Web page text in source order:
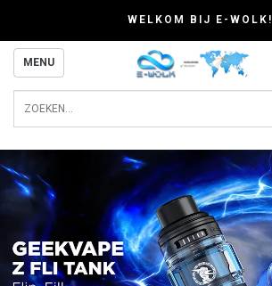
WELKOM BIJ E-WOLK!
MENU